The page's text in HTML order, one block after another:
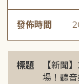
發佈時間
標題
【新聞
場！聽